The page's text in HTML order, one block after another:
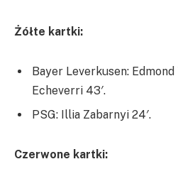
Żółte kartki:
Bayer Leverkusen: Edmond
Echeverri 43′.
PSG: Illia Zabarnyi 24′.
Czerwone kartki: